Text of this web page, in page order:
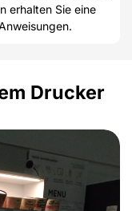
erhalten Sie eine
Drucker